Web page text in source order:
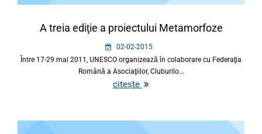
A treia ediţie a proiectului Metamorfoze
02-02-2015
Între 17-29 mai 2011, UNESCO organizează în colaborare cu Federaţia
Română a Asociaţiilor, Cluburilo...
citește